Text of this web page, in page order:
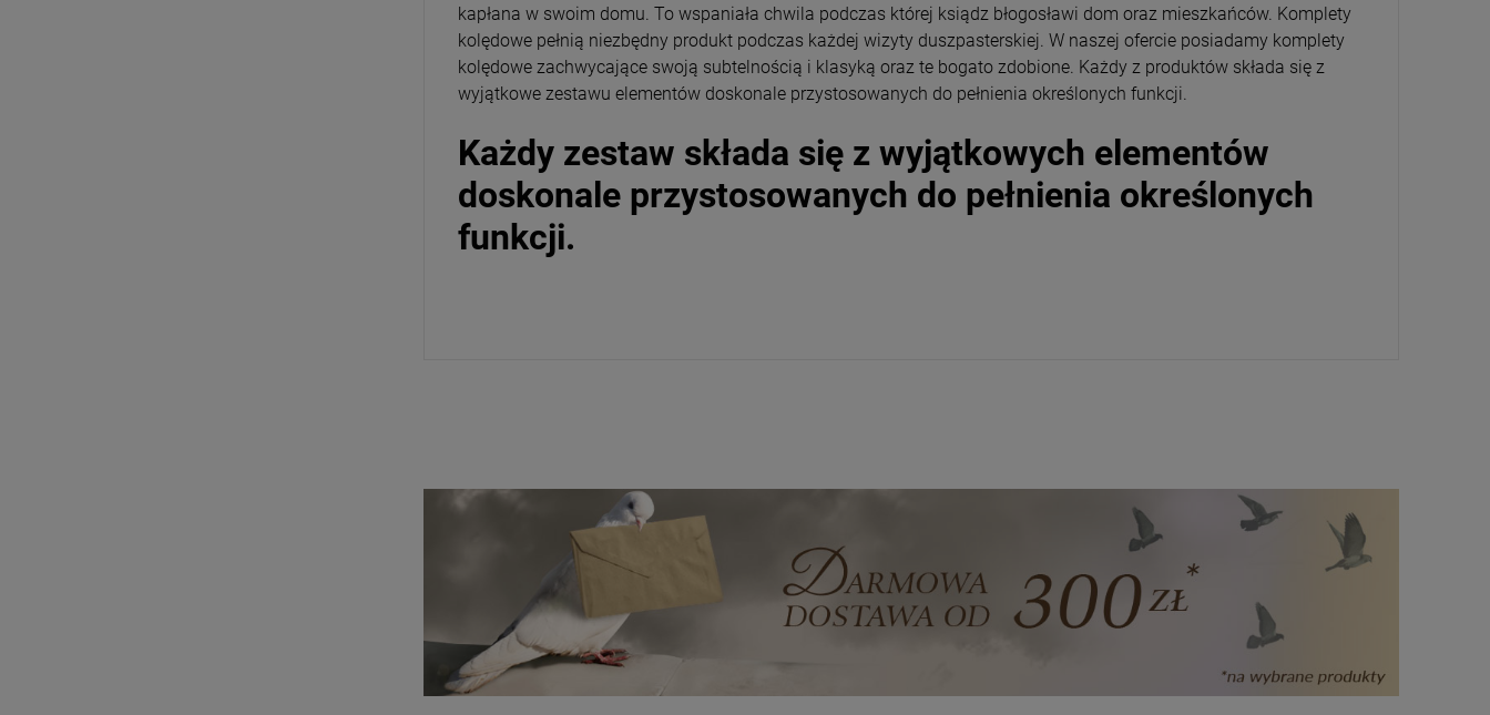
kapłana w swoim domu. To wspaniała chwila podczas której ksiądz błogosławi dom oraz mieszkańców. Komplety
kolędowe pełnią niezbędny produkt podczas każdej wizyty duszpasterskiej. W naszej ofercie posiadamy komplety
kolędowe zachwycające swoją subtelnością i klasyką oraz te bogato zdobione. Każdy z produktów składa się z
wyjątkowe zestawu elementów doskonale przystosowanych do pełnienia określonych funkcji.
Każdy zestaw składa się z wyjątkowych elementów
doskonale przystosowanych do pełnienia określonych
funkcji.